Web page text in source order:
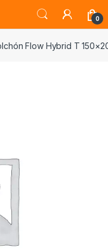
0
Flow Hybrid T